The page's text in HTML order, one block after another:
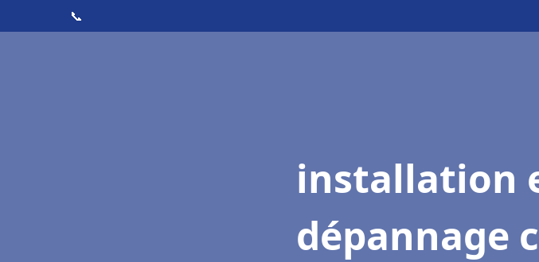
📞
installation
dépannage